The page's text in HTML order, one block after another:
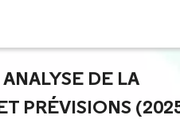
DE LA
PRÉVISIONS